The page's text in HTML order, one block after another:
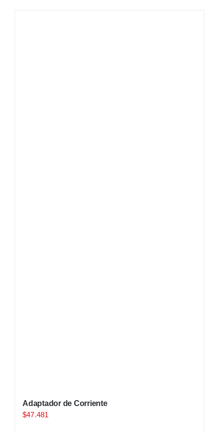
Adaptador de Corriente
$47.481